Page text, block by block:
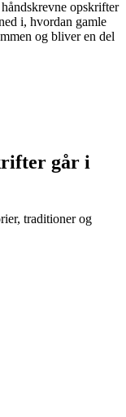
opskrifter
i, hvordan gamle
og bliver en del
går i
traditioner og